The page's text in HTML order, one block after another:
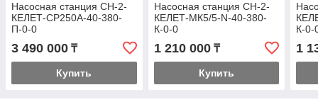
Насосная станция СН-2-
КЕЛЕТ-СР250А-40-380-
П-0-0
3 490 000 ₸
Купить
Насосная станция СН-2-
КЕЛЕТ-МК5/5-N-40-380-
К-0-0
1 210 000₸
Купить
К-0-
1